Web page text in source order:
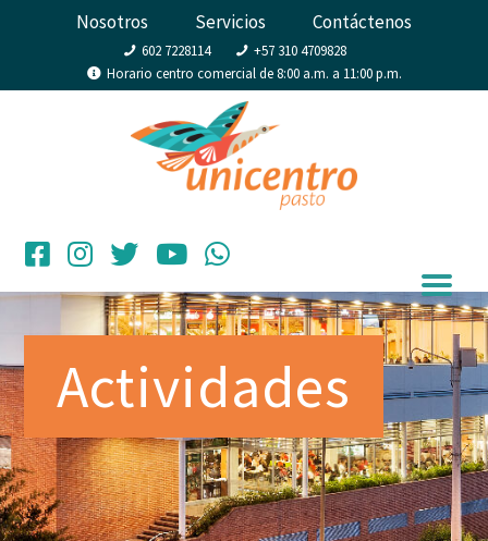
Nosotros Servicios Contáctenos
602 7228114
+57 310 4709828
Horario centro comercial de 8:00 a.m. a 11:00 p.m.